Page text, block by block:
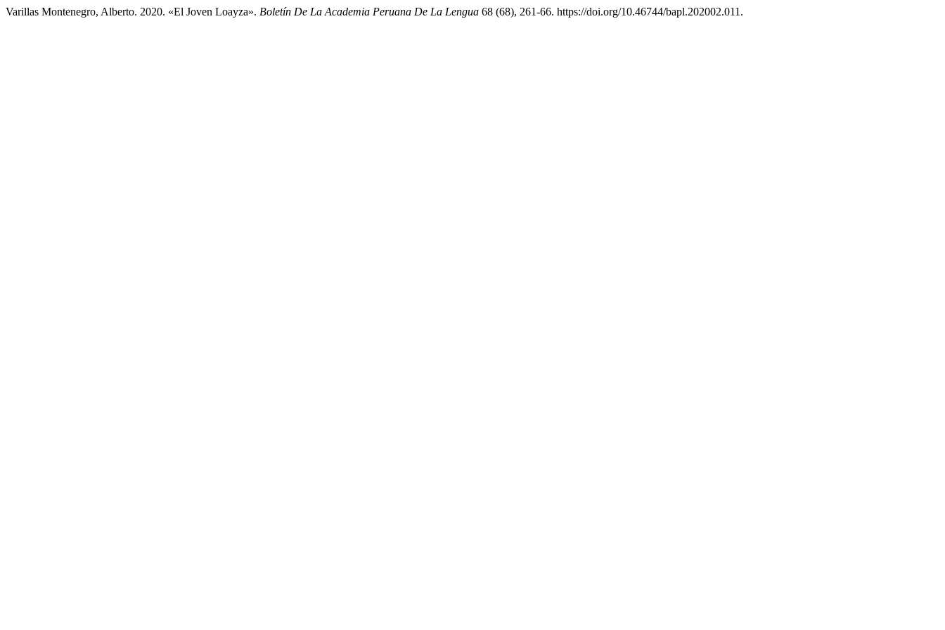
Varillas Montenegro, Alberto. 2020. «El Joven Loayza». Boletín De La Academia Peruana De La Lengua 68 (68), 261-66. https://doi.org/10.46744/bapl.202002.011.